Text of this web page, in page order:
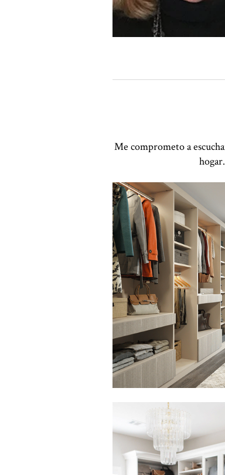
Me comprometo a
Haga clic para ver la
Haga clic para ver la